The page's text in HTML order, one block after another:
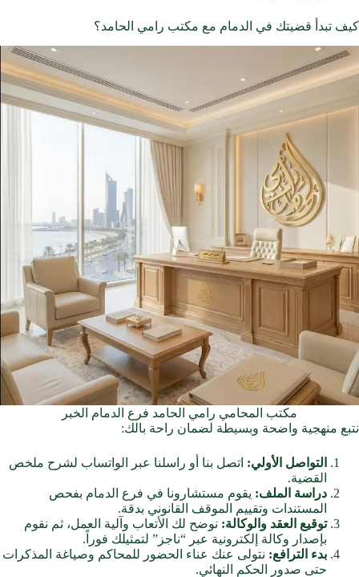
كيف تبدأ قضيتك في الدمام مع مكتب رامي الحامد؟
مكتب المحامي رامي الحامد فرع الدمام الخبر
نتبع منهجية واضحة وبسيطة لضمان راحة بالك:
التواصل الأولي: اتصل بنا أو راسلنا عبر الواتساب لشرح ملخص
القضية.
دراسة الملف: يقوم مستشارونا في فرع الدمام بفحص
المستندات وتقييم الموقف القانوني بدقة.
توقيع العقد والوكالة: نوضح لك الأتعاب وآلية العمل، ثم نقوم
بإصدار وكالة إلكترونية عبر “ناجز” لتمثيلك فوراً.
بدء الترافع: نتولى عنك عناء الحضور للمحاكم وصياغة المذكرات
حتى صدور الحكم النهائي.